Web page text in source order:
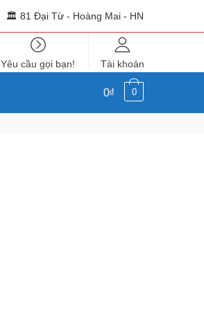
🏛 81 Đại Từ - Hoàng Mai - HN
Yêu cầu gọi bạn! Tài khoản
0₫ 0